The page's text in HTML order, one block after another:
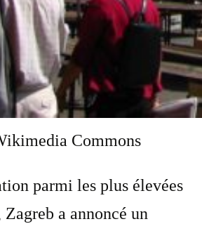
Commons
parmi les plus élevées
a annoncé un